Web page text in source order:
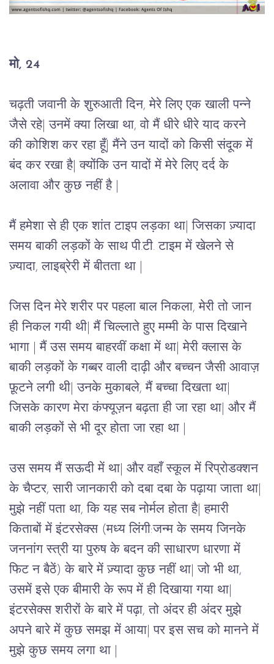
मो, 24
चढ़ती जवानी के शुरुआती दिन, मेरे लिए एक खाली पन्ने
जैसे रहे| उनमें क्या लिखा था, वो मैं धीरे धीरे याद करने
की कोशिश कर रहा हूँ| मैंने उन यादों को किसी संदूक में
बंद कर रखा है| क्योंकि उन यादों में मेरे लिए दर्द के
अलावा और कुछ नहीं है |
मैं हमेशा से ही एक शांत टाइप लड़का था| जिसका ज़्यादा
समय बाकी लड़कों के साथ पी.टी. टाइम में खेलने से
ज़्यादा, लाइब्रेरी में बीतता था |
जिस दिन मेरे शरीर पर पहला बाल निकला, मेरी तो जान
ही निकल गयी थी| मैं चिल्लाते हुए मम्मी के पास दिखाने
भागा | मैं उस समय बाहरवीं कक्षा में था| मेरी क्लास के
बाकी लड़कों के गब्बर वाली दाढ़ी और बच्चन जैसी आवाज़
फ़ूटने लगी थी| उनके मुकाबले, मैं बच्चा दिखता था|
जिसके कारण मेरा कंफ्यूज़न बढ़ता ही जा रहा था| और मैं
बाकी लड़कों से भी दूर होता जा रहा था |
उस समय मैं सऊदी में था| और वहाँ स्कूल में रिप्रोडक्शन
के चैप्टर, सारी जानकारी को दबा दबा के पढ़ाया जाता था|
मुझे नहीं पता था, कि यह सब नोर्मल होता है| हमारी
किताबों में इंटरसेक्स (मध्य लिंगी:जन्म के समय जिनके
जननांग स्त्री या पुरुष के बदन की साधारण धारणा में
फिट न बैठें) के बारे में ज़्यादा कुछ नहीं था| जो भी था,
उसमें इसे एक बीमारी के रूप में ही दिखाया गया था|
इंटरसेक्स शरीरों के बारे में पढ़ा, तो अंदर ही अंदर मुझे
अपने बारे में कुछ समझ में आया| पर इस सच को मानने में
मुझे कुछ समय लगा था |